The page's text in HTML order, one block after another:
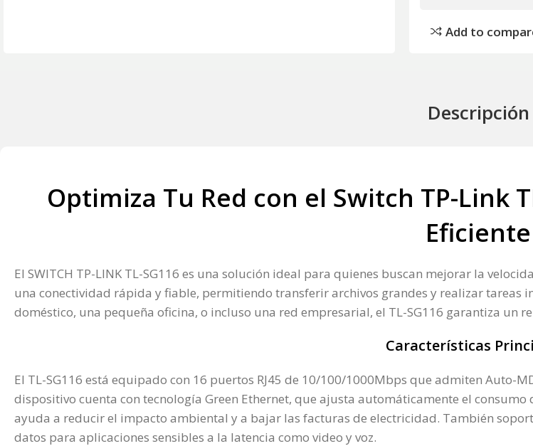
Add to
Descripción
Optimiza Tu Red con el Switch TP-Link
Eficiente
El SWITCH TP-LINK TL-SG116 es una solución ideal para quienes buscan mejorar la
una conectividad rápida y fiable, permitiendo transferir archivos grandes y realizar tareas
doméstico, una pequeña oficina, o incluso una red empresarial, el TL-SG116 garantiza un
Características
El TL-SG116 está equipado con 16 puertos RJ45 de 10/100/1000Mbps que admiten Auto-
dispositivo cuenta con tecnología Green Ethernet, que ajusta automáticamente el
ayuda a reducir el impacto ambiental y a bajar las facturas de electricidad. También
datos para aplicaciones sensibles a la latencia como video y voz.